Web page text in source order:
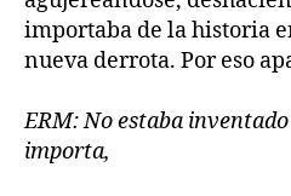
importaba de la historia
nueva derrota. Por eso
ERM: No estaba
importa,